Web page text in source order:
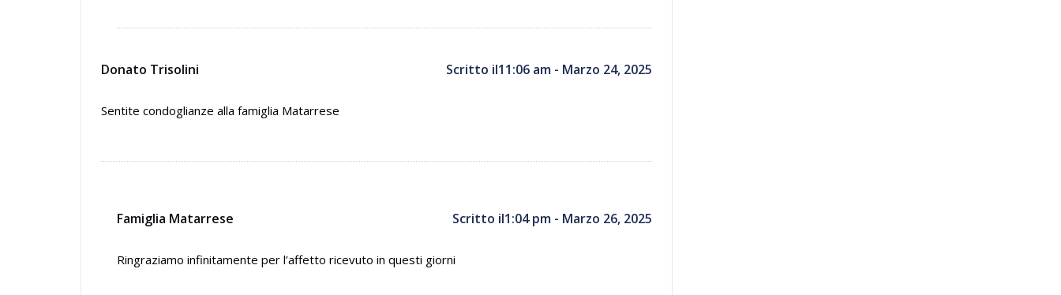
Donato Trisolini Scritto il11:06 am - Marzo 24, 2025
Sentite condoglianze alla famiglia Matarrese
Famiglia Matarrese Scritto il1:04 pm - Marzo 26, 2025
Ringraziamo infinitamente per l’affetto ricevuto in questi giorni